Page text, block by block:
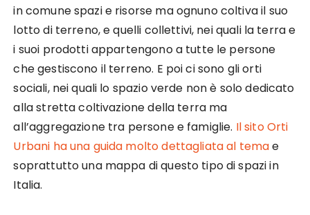
in comune spazi e risorse ma ognuno coltiva il suo
lotto di terreno, e quelli collettivi, nei quali la terra e
i suoi prodotti appartengono a tutte le persone
che gestiscono il terreno. E poi ci sono gli orti
sociali, nei quali lo spazio verde non è solo dedicato
alla stretta coltivazione della terra ma
all’aggregazione tra persone e famiglie. Il sito Orti
Urbani ha una guida molto dettagliata al temae
soprattutto una mappa di questo tipo di spazi in
Italia.